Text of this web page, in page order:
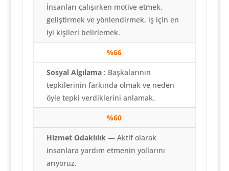
İnsanları çalışırken motive etmek,
geliştirmek ve yönlendirmek, iş için en
iyi kişileri belirlemek.
%66
Sosyal Algılama: Başkalarının
tepkilerinin farkında olmak ve neden
öyle tepki verdiklerini anlamak.
%60
Hizmet Odaklılık— Aktif olarak
insanlara yardım etmenin yollarını
arıyoruz.